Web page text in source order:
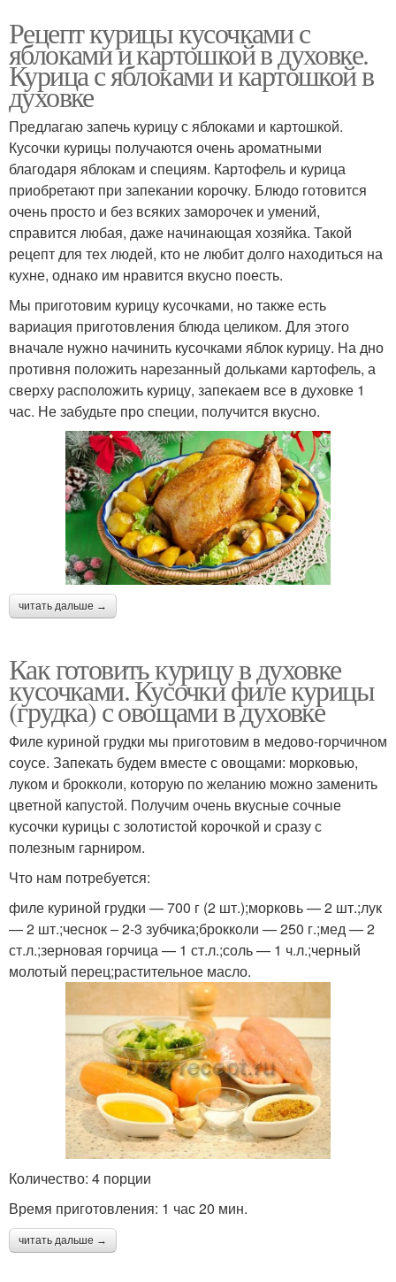
Рецепт курицы кусочками с
яблоками и картошкой в духовке.
Курица с яблоками и картошкой в
духовке
Предлагаю запечь курицу с яблоками и картошкой.
Кусочки курицы получаются очень ароматными
благодаря яблокам и специям. Картофель и курица
приобретают при запекании корочку. Блюдо готовится
очень просто и без всяких заморочек и умений,
справится любая, даже начинающая хозяйка. Такой
рецепт для тех людей, кто не любит долго находиться на
кухне, однако им нравится вкусно поесть.
Мы приготовим курицу кусочками, но также есть
вариация приготовления блюда целиком. Для этого
вначале нужно начинить кусочками яблок курицу. На дно
противня положить нарезанный дольками картофель, а
сверху расположить курицу, запекаем все в духовке 1
час. Не забудьте про специи, получится вкусно.
читать дальше →
Как готовить курицу в духовке
кусочками. Кусочки филе курицы
(грудка) с овощами в духовке
Филе куриной грудки мы приготовим в медово-горчичном
соусе. Запекать будем вместе с овощами: морковью,
луком и брокколи, которую по желанию можно заменить
цветной капустой. Получим очень вкусные сочные
кусочки курицы с золотистой корочкой и сразу с
полезным гарниром.
Что нам потребуется:
филе куриной грудки — 700 г (2 шт.);морковь — 2 шт.;лук
— 2 шт.;чеснок – 2-3 зубчика;брокколи — 250 г.;мед — 2
ст.л.;зерновая горчица — 1 ст.л.;соль — 1 ч.л.;черный
молотый перец;растительное масло.
Количество: 4 порции
Время приготовления: 1 час 20 мин.
читать дальше →